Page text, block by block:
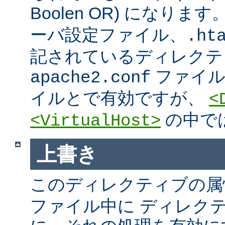
Boolen OR) になります
ーバ設定ファイル、
記されているディレク
apache2.conf ファイ
イルとで有効ですが、
<VirtualHost> の中で
上書き
このディレクティブの
ファイル中に ディレク